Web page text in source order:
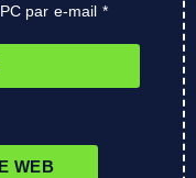
par e-mail *
WEB